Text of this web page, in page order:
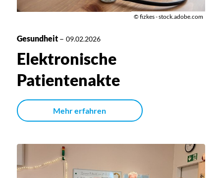
© fizkes - stock.adobe.com
Gesundheit– 09.02.2026
Elektronische
Patientenakte
Mehr erfahren